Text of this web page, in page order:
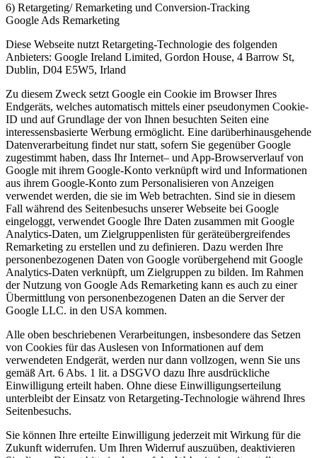
6) Retargeting/ Remarketing und Conversion-Tracking
Google Ads Remarketing
Diese Webseite nutzt Retargeting-Technologie des folgenden
Anbieters: Google Ireland Limited, Gordon House, 4 Barrow St,
Dublin, D04 E5W5, Irland
Zu diesem Zweck setzt Google ein Cookie im Browser Ihres
Endgeräts, welches automatisch mittels einer pseudonymen Cookie-
ID und auf Grundlage der von Ihnen besuchten Seiten eine
interessensbasierte Werbung ermöglicht. Eine darüberhinausgehende
Datenverarbeitung findet nur statt, sofern Sie gegenüber Google
zugestimmt haben, dass Ihr Internet– und App-Browserverlauf von
Google mit ihrem Google-Konto verknüpft wird und Informationen
aus ihrem Google-Konto zum Personalisieren von Anzeigen
verwendet werden, die sie im Web betrachten. Sind sie in diesem
Fall während des Seitenbesuchs unserer Webseite bei Google
eingeloggt, verwendet Google Ihre Daten zusammen mit Google
Analytics-Daten, um Zielgruppenlisten für geräteübergreifendes
Remarketing zu erstellen und zu definieren. Dazu werden Ihre
personenbezogenen Daten von Google vorübergehend mit Google
Analytics-Daten verknüpft, um Zielgruppen zu bilden. Im Rahmen
der Nutzung von Google Ads Remarketing kann es auch zu einer
Übermittlung von personenbezogenen Daten an die Server der
Google LLC. in den USA kommen.
Alle oben beschriebenen Verarbeitungen, insbesondere das Setzen
von Cookies für das Auslesen von Informationen auf dem
verwendeten Endgerät, werden nur dann vollzogen, wenn Sie uns
gemäß Art. 6 Abs. 1 lit. a DSGVO dazu Ihre ausdrückliche
Einwilligung erteilt haben. Ohne diese Einwilligungserteilung
unterbleibt der Einsatz von Retargeting-Technologie während Ihres
Seitenbesuchs.
Sie können Ihre erteilte Einwilligung jederzeit mit Wirkung für die
Zukunft widerrufen. Um Ihren Widerruf auszuüben, deaktivieren